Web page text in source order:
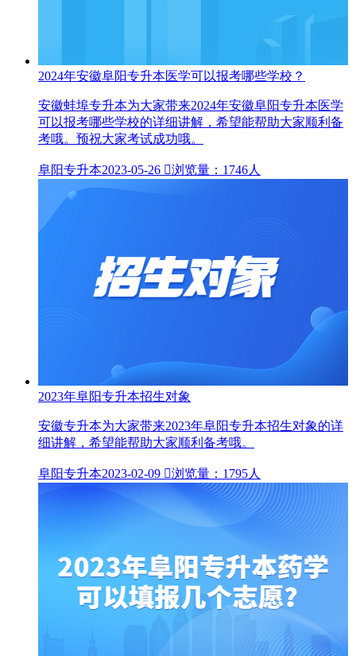
2024年安徽阜阳专升本医学可以报考哪些学校？
安徽蚌埠专升本为大家带来2024年安徽阜阳专升本医学
可以报考哪些学校的详细讲解，希望能帮助大家顺利备
考哦。预祝大家考试成功哦。
阜阳专升本2023-05-26 浏览量：1746人
2023年阜阳专升本招生对象
安徽专升本为大家带来2023年阜阳专升本招生对象的详
细讲解，希望能帮助大家顺利备考哦。
阜阳专升本2023-02-09 浏览量：1795人